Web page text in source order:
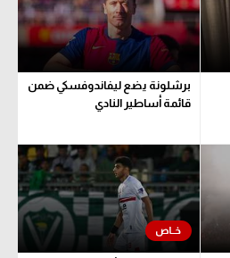
برشلونة يضع ليفاندوفسكي ضمن
قائمة أساطير النادي